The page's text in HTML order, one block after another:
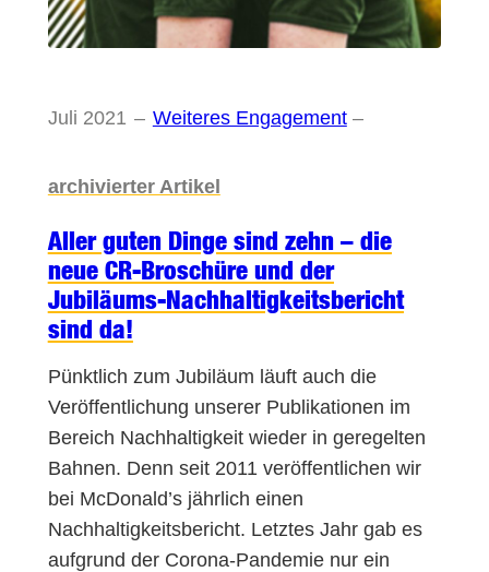
Juli 2021 – Weiteres Engagement–
archivierter Artikel
Aller guten Dinge sind zehn – die
neue CR-Broschüre und der
Jubiläums-Nachhaltigkeitsbericht
sind da!
Pünktlich zum Jubiläum läuft auch die
Veröffentlichung unserer Publikationen im
Bereich Nachhaltigkeit wieder in geregelten
Bahnen. Denn seit 2011 veröffentlichen wir
bei McDonald’s jährlich einen
Nachhaltigkeitsbericht. Letztes Jahr gab es
aufgrund der Corona-Pandemie nur ein